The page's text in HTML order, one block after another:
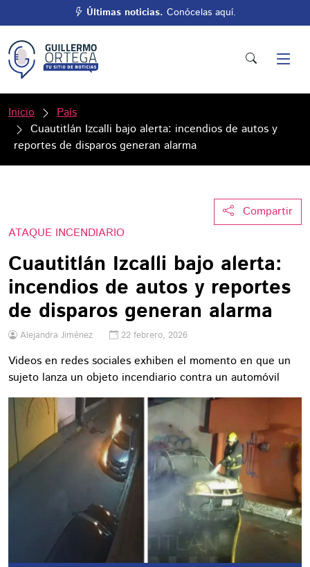
Últimas noticias. Conócelas aquí.
Inicio
País
Cuautitlán Izcalli bajo alerta: incendios de autos y
reportes de disparos generan alarma
Compartir
ATAQUE INCENDIARIO
Cuautitlán Izcalli bajo alerta:
incendios de autos y reportes
de disparos generan alarma
Alejandra Jiménez 22 febrero, 2026
Videos en redes sociales exhiben el momento en que un
sujeto lanza un objeto incendiario contra un automóvil